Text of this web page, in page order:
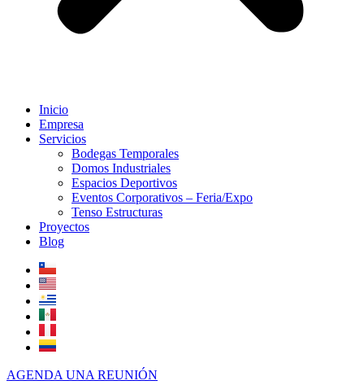
Inicio
Empresa
Servicios
Bodegas Temporales
Domos Industriales
Espacios Deportivos
Eventos Corporativos – Feria/Expo
Tenso Estructuras
Proyectos
Blog
AGENDA UNA REUNIÓN